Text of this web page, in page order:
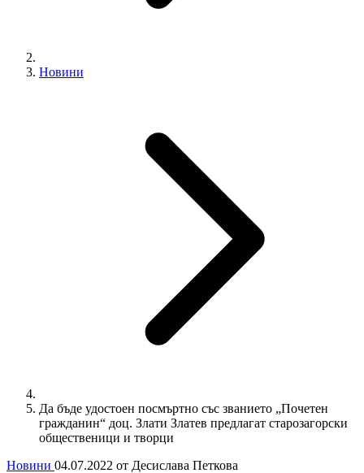
Новини
Да бъде удостоен посмъртно със званието „Почетен
гражданин“ доц. Злати Златев предлагат старозагорски
общественици и творци
Новини 04.07.2022 от Десислава Петкова